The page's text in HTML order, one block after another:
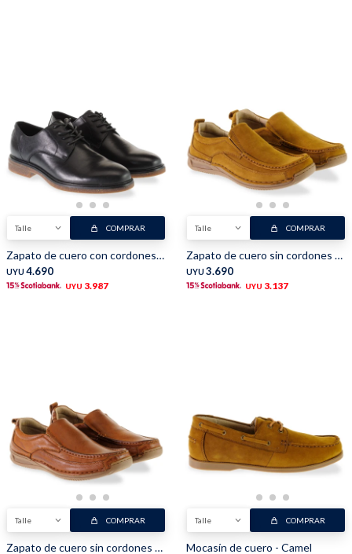
Talle COMPRAR
Zapato de cuero con cordones - Negro
UYU 4.690
UYU 3.987
Talle COMPRAR
Zapato de cuero sin cordones - Camel
UYU 3.690
UYU 3.137
Talle COMPRAR
Zapato de cuero sin cordones - Marron
Talle COMPRAR
Mocasín de cuero - Camel
Canguros Jeans
Shorts Trajes
Bolsos y valijas Accesorios